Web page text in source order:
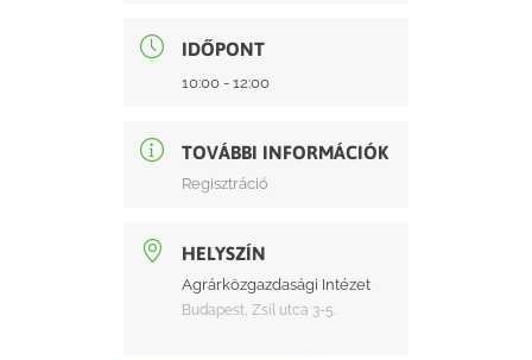
IDŐPONT
10:00 - 12:00
TOVÁBBI INFORMÁCIÓK
Regisztráció
HELYSZÍN
Agrárközgazdasági Intézet
Budapest, Zsil utca 3-5.